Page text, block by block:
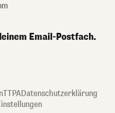
Email-Postfach.
TTPADatenschutzerklärung